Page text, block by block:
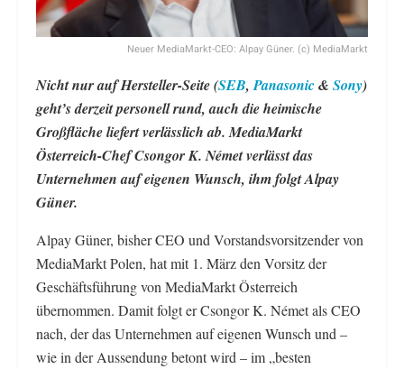
Neuer MediaMarkt-CEO: Alpay Güner. (c) MediaMarkt
Nicht nur auf Hersteller-Seite (SEB,Panasonic& Sony)
geht’s derzeit personell rund, auch die heimische
Großfläche liefert verlässlich ab. MediaMarkt
Österreich-Chef Csongor K. Német verlässt das
Unternehmen auf eigenen Wunsch, ihm folgt Alpay
Güner.
Alpay Güner, bisher CEO und Vorstandsvorsitzender von
MediaMarkt Polen, hat mit 1. März den Vorsitz der
Geschäftsführung von MediaMarkt Österreich
übernommen. Damit folgt er Csongor K. Német als CEO
nach, der das Unternehmen auf eigenen Wunsch und –
wie in der Aussendung betont wird – im „besten